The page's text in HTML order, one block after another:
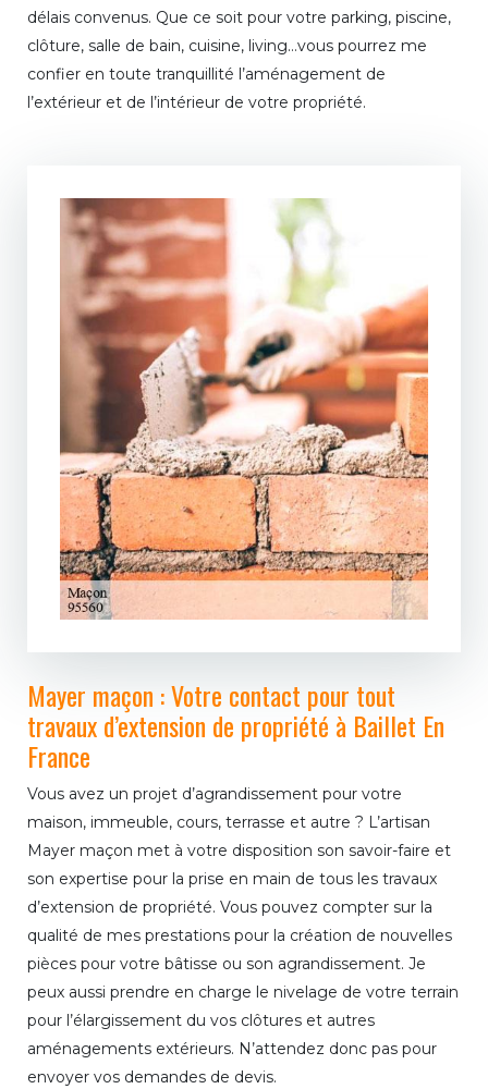
délais convenus. Que ce soit pour votre parking, piscine,
clôture, salle de bain, cuisine, living…vous pourrez me
confier en toute tranquillité l’aménagement de
l’extérieur et de l’intérieur de votre propriété.
Mayer maçon : Votre contact pour tout
travaux d’extension de propriété à Baillet En
France
Vous avez un projet d’agrandissement pour votre
maison, immeuble, cours, terrasse et autre ? L’artisan
Mayer maçon met à votre disposition son savoir-faire et
son expertise pour la prise en main de tous les travaux
d’extension de propriété. Vous pouvez compter sur la
qualité de mes prestations pour la création de nouvelles
pièces pour votre bâtisse ou son agrandissement. Je
peux aussi prendre en charge le nivelage de votre terrain
pour l’élargissement du vos clôtures et autres
aménagements extérieurs. N’attendez donc pas pour
envoyer vos demandes de devis.